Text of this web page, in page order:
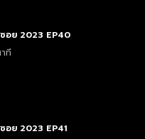
อย 2023 EP40
ที
อย 2023 EP41